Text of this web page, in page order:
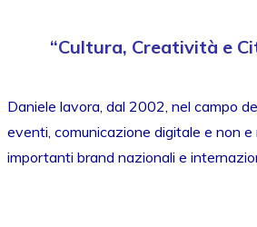
“Cultura, Creatività e
Daniele lavora, dal 2002, nel campo
eventi, comunicazione digitale e non
importanti brand nazionali e